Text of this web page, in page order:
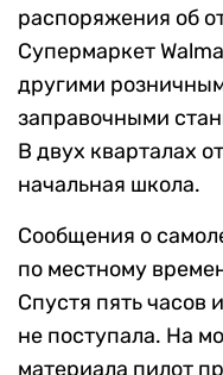
распоряжения об
Супермаркет
другими
заправочными
В двух кварталах
начальная школа.
Сообщения о
по местному
Спустя пять часов
не поступала. На
материала пилот